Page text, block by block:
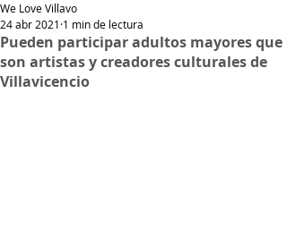
Pueden participar adultos mayores que
son artistas y creadores culturales de
Villavicencio
We Love Villavo
24 abr 2021 1 min de lectura